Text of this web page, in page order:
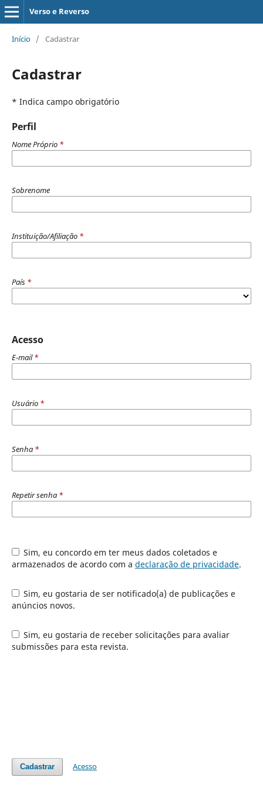
Verso e Reverso
Início / Cadastrar
Cadastrar
* Indica campo obrigatório
Perfil
Nome Próprio *
Sobrenome
Instituição/Afiliação *
País *
Acesso
E-mail*
Usuário *
Senha *
Repetir senha *
Sim, eu concordo em ter meus dados coletados e
armazenados de acordo com a declaração de privacidade.
Sim, eu gostaria de ser notificado(a) de publicações e
anúncios novos.
Sim, eu gostaria de receber solicitações para avaliar
submissões para esta revista.
Cadastrar Acesso